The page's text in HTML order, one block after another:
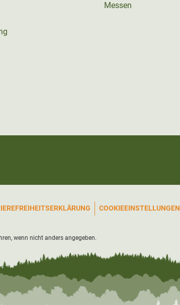
Messen
COOKIEEINSTELLUNGEN
wenn nicht anders angegeben.